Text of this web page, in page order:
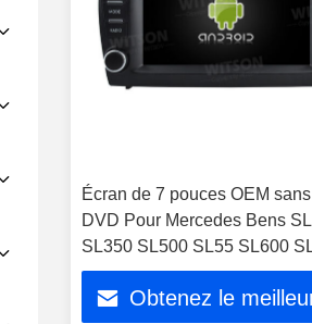
Écran de 7 pouces OEM
DVD Pour Mercedes Bens
SL350 SL500 SL55 SL600
2001-2007 Multimédia pour
Stéréo GPS Lecteur CarPlay
Obtenez le